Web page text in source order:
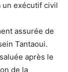
un exécutif civil
assurée de
Tantaoui.
après le
de la